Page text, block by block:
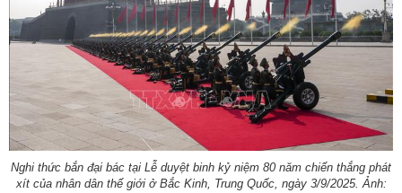
Nghi thức bắn đại bác tại Lễ duyệt binh kỷ niệm 80 năm chiến thắng phát
xít của nhân dân thế giới ở Bắc Kinh, Trung Quốc, ngày 3/9/2025. Ảnh: